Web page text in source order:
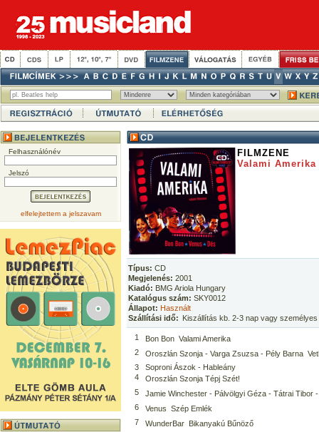
Felhasználónév
Jelszó
elfelejtettem a jelszavam
FILMZENE
Valami Amerika
Típus: CD
Megjelenés: 2001
Kiadó: BMG Ariola Hungary
Katalógus szám: SKY0012
Állapot: Használt
Szállítási idő: Kiszállítás kb. 2-3 nap vagy
1
Bon Bon  Valami Amerika
2
Oroszlán Szonja - Varga Zsuzsa - Pély Barna 
3
Soproni Ászok - Hableány
4
Oroszlán Szonja Tépj Szét!
5
Jamie Winchester - Pálvölgyi Géza - Tátrai Tibor
6
Venus  Szép Emlék
7
WunderBar  Bikanyakú Bűnöző